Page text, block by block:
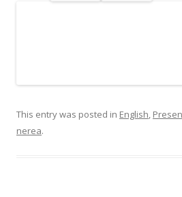
This entry was posted in English,
nerea.